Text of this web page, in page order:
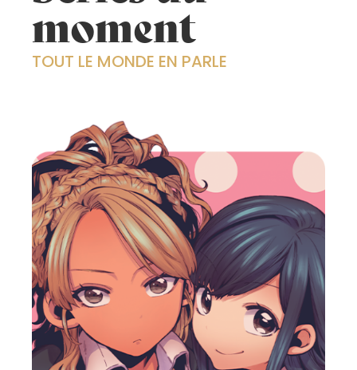
moment
TOUT LE MONDE EN PARLE